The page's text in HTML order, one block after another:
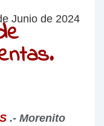
.- Morenito